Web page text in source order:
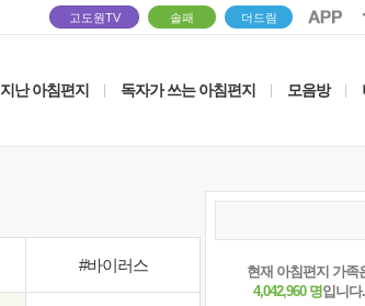
고도원TV 솔패 더드림
지난 아침편지 독자가 쓰는 아침편지 모음방
#바이러스
현재 아침편지 가족
4,042,960 명입니다.